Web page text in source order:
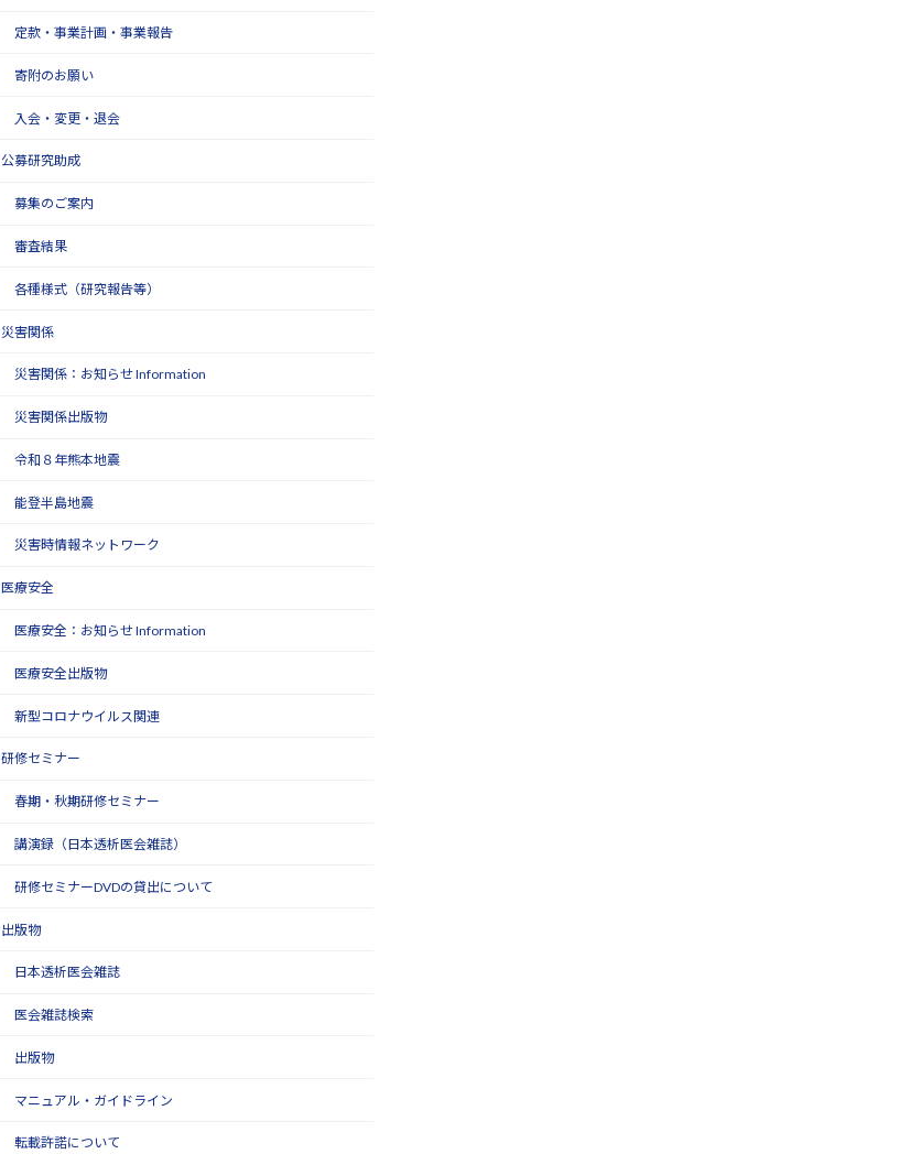
定款・事業計画・事業報告
寄附のお願い
入会・変更・退会
公募研究助成
募集のご案内
審査結果
各種様式（研究報告等）
災害関係
災害関係：お知らせ Information
災害関係出版物
令和８年熊本地震
能登半島地震
災害時情報ネットワーク
医療安全
医療安全：お知らせ Information
医療安全出版物
新型コロナウイルス関連
研修セミナー
春期・秋期研修セミナー
講演録（日本透析医会雑誌）
研修セミナーDVDの貸出について
出版物
日本透析医会雑誌
医会雑誌検索
出版物
マニュアル・ガイドライン
転載許諾について